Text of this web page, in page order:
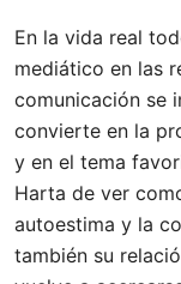
En la vida real
mediático en las
comunicación se
convierte en la
y en el tema
Harta de ver
autoestima y la
también su